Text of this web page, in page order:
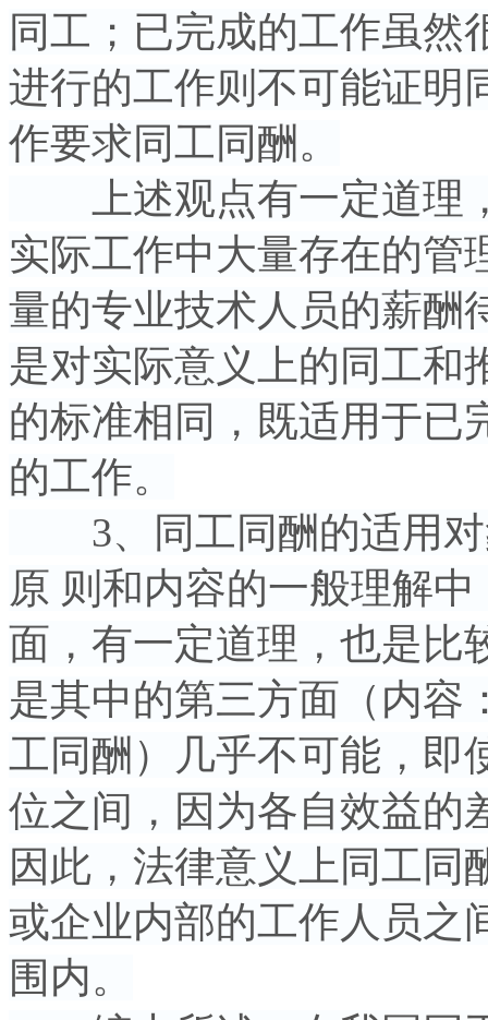
同工；已完成的工作虽然
进行的工作则不可能证明
作要求同工同酬。
上述观点有一定道理
实际工作中大量存在的管
量的专业技术人员的薪酬
是对实际意义上的同工和
的标准相同，既适用于已
的工作。
3、同工同酬的适用对
原 则和内容的一般理解
面，有一定道理，也是比
是其中的第三方面（内容
工同酬）几乎不可能，即
位之间，因为各自效益的
因此，法律意义上同工同
或企业内部的工作人员之
围内。